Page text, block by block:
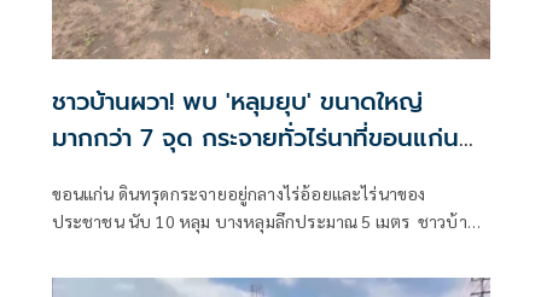
ชาวบ้านผวา! พบ 'หลุมยุบ' ขนาดใหญ่
มากกว่า 7 จุด กระจายทั่วไร่นาที่ขอนแก่น
ขอนแก่น ดินทรุดกระจายอยู่กลางไร่อ้อยและไร่นาของ
ประชาชน นับ 10 หลุม บางหลุมลึกประมาณ 5 เมตร ชาวบ้าน
แนวทางช่วยเห